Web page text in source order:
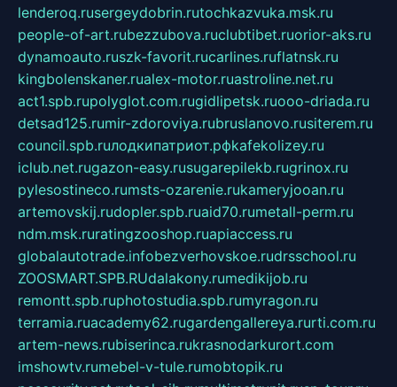
lenderoq.rusergeydobrin.rutochkazvuka.msk.ru
people-of-art.rubezzubova.ruclubtibet.ruorior-aks.ru
dynamoauto.ruszk-favorit.rucarlines.ruflatnsk.ru
kingbolenskaner.rualex-motor.ruastroline.net.ru
act1.spb.rupolyglot.com.rugidlipetsk.ruooo-driada.ru
detsad125.rumir-zdoroviya.rubruslanovo.rusiterem.ru
council.spb.ruлодкипатриот.рфkafekolizey.ru
iclub.net.rugazon-easy.rusugarepilekb.rugrinox.ru
pylesostineco.rumsts-ozarenie.rukameryjooan.ru
artemovskij.rudopler.spb.ruaid70.rumetall-perm.ru
ndm.msk.ruratingzooshop.ruapiaccess.ru
globalautotrade.infobezverhovskoe.rudrsschool.ru
ZOOSMART.SPB.RUdalakony.rumedikijob.ru
remontt.spb.ruphotostudia.spb.rumyragon.ru
terramia.ruacademy62.rugardengallereya.rurti.com.ru
artem-news.rubiserinca.rukrasnodarkurort.com
imshowtv.rumebel-v-tule.rumobtopik.ru